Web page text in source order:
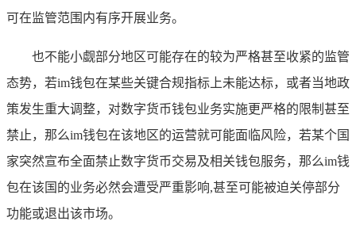
可在监管范围内有序开展业务。
也不能小觑部分地区可能存在的较为严格甚至收紧的监管
态势，若im钱包在某些关键合规指标上未能达标，或者当地政
策发生重大调整，对数字货币钱包业务实施更严格的限制甚至
禁止，那么im钱包在该地区的运营就可能面临风险，若某个国
家突然宣布全面禁止数字货币交易及相关钱包服务，那么im钱
包在该国的业务必然会遭受严重影响,甚至可能被迫关停部分
功能或退出该市场。